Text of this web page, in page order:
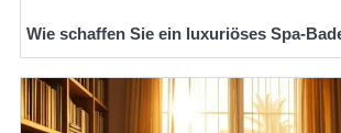
Wie schaffen Sie ein luxuriöses Spa-